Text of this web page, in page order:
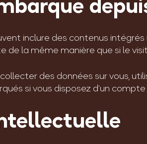
inclure des contenus
de la même manière que si le
des données sur vous,
si vous disposez d’un